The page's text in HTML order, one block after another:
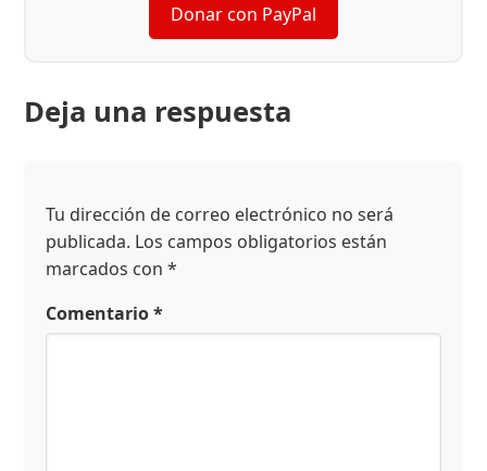
Donar con PayPal
Deja una respuesta
Tu dirección de correo electrónico no será
publicada. Los campos obligatorios están
marcados con*
Comentario*